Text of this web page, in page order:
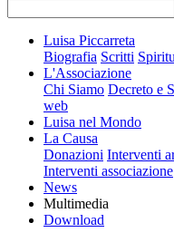
Luisa Piccarreta
Biografia Scritti
L'Associazione
Chi Siamo Decreto e
web
Luisa nel Mondo
La Causa
Donazioni Interventi
Interventi associazione
News
Multimedia
Download